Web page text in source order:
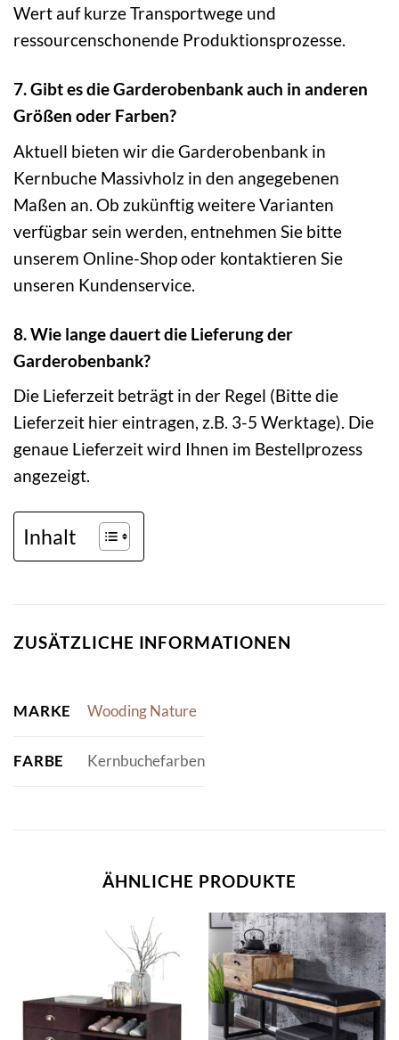
Wert auf kurze Transportwege und
ressourcenschonende Produktionsprozesse.
7. Gibt es die Garderobenbank auch in anderen
Größen oder Farben?
Aktuell bieten wir die Garderobenbank in
Kernbuche Massivholz in den angegebenen
Maßen an. Ob zukünftig weitere Varianten
verfügbar sein werden, entnehmen Sie bitte
unserem Online-Shop oder kontaktieren Sie
unseren Kundenservice.
8. Wie lange dauert die Lieferung der
Garderobenbank?
Die Lieferzeit beträgt in der Regel (Bitte die
Lieferzeit hier eintragen, z.B. 3-5 Werktage). Die
genaue Lieferzeit wird Ihnen im Bestellprozess
angezeigt.
Inhalt
ZUSÄTZLICHE INFORMATIONEN
MARKE Wooding Nature
FARBE Kernbuchefarben
ÄHNLICHE PRODUKTE